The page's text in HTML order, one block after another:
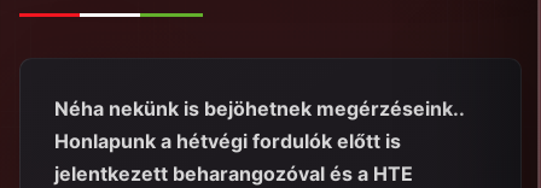
Néha nekünk is bejöhetnek megérzéseink..
Honlapunk a hétvégi fordulók előtt is
jelentkezett beharangozóval és a HTE